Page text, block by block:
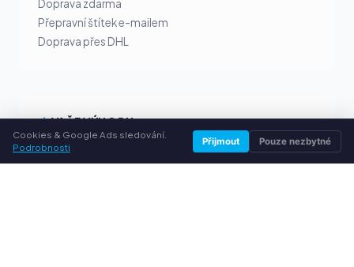
Doprava zdarma
Přepravní štítek e-mailem
Doprava přes DHL
VAŠE VÝHODY
Všechny běžné značky
Cookies & Google Ads sledování.
Podrobnosti
Přijmout Pouze nezbytné